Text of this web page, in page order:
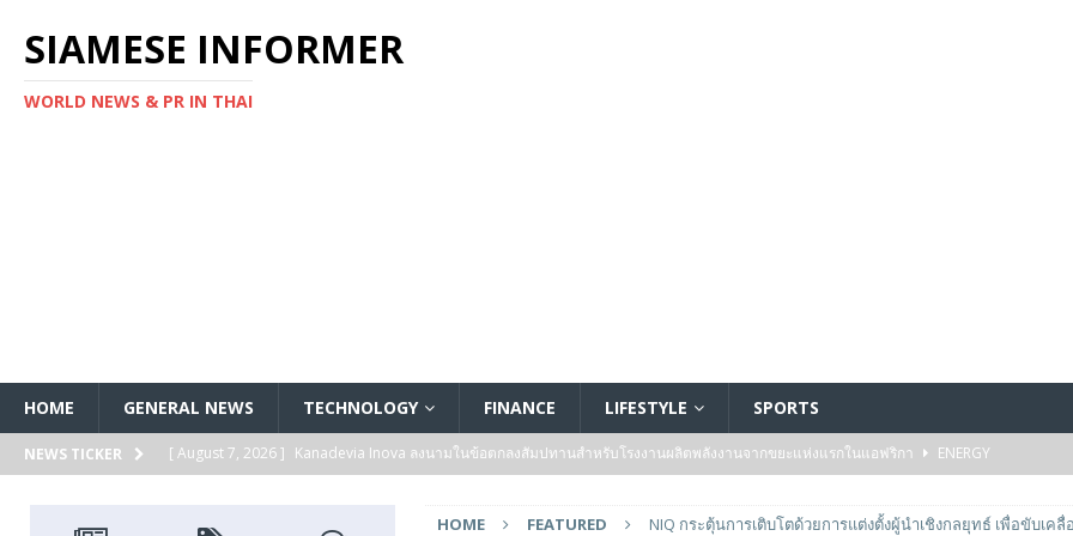
SIAMESE INFORMER
WORLD NEWS & PR IN THAI
HOME GENERAL NEWS TECHNOLOGY FINANCE LIFESTYLE SPORTS
NEWS TICKER [ August 7, 2026 ] Kanadevia Inova ลงนามในข้อตกลงสัมปทานสำหรับโรงงานผลิตพลังงานจากขยะแห่งแรกในแอฟริกา
ENERGY
HOME FEATURED
NIQ กระตุ้นการเติบโตด้วยการแต่งตั้งผู้นําเชิงกลยุทธ์ เพื่อขับเค